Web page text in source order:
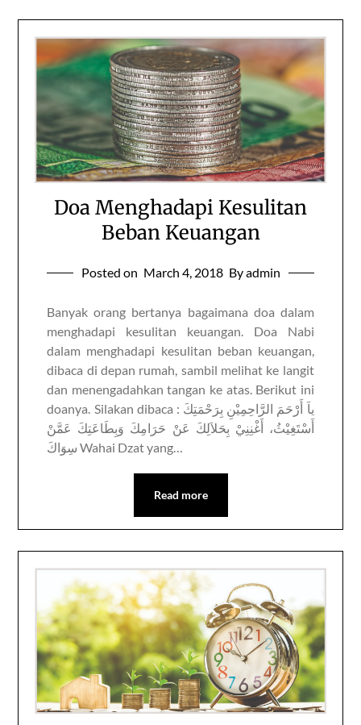
Doa Menghadapi Kesulitan
Beban Keuangan
Posted on March 4, 2018 By admin
Banyak orang bertanya bagaimana doa dalam
menghadapi kesulitan keuangan. Doa Nabi
dalam menghadapi kesulitan beban keuangan,
dibaca di depan rumah, sambil melihat ke langit
dan menengadahkan tangan ke atas. Berikut ini
doanya. Silakan dibaca : ياَ أَرْحَمَ الرَّاحِمِيْنِ بِرَحْمَتِكَ
أَسْتَغِيْثُ، أَغْنِنِيْ بِحَلاَلِكَ عَنْ حَرَامِكَ وَبِطَاعَتِكَ عَمَّنْ
سِوَاكَ Wahai Dzat yang…
Read more